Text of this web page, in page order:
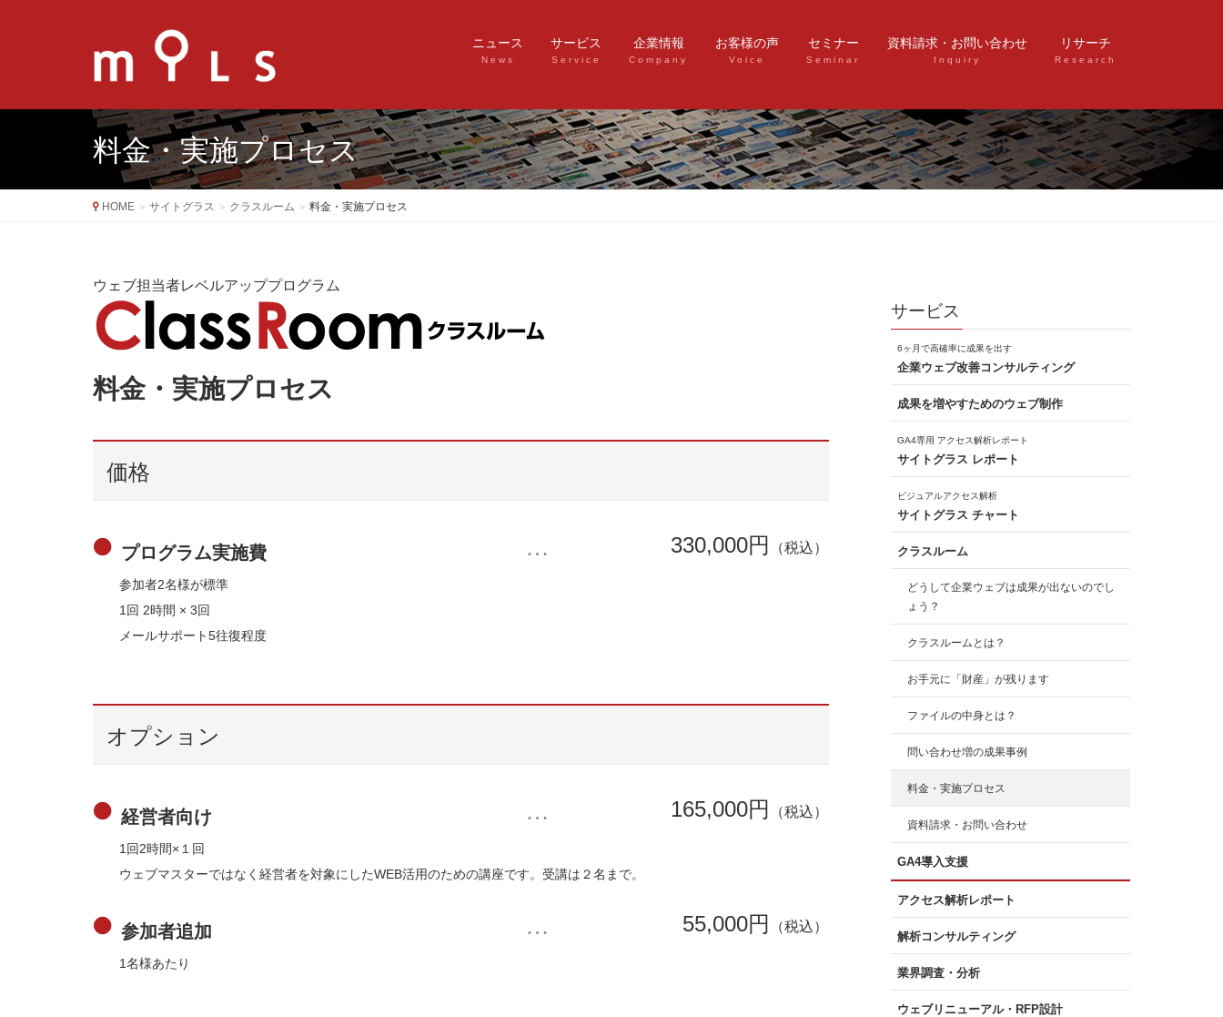
ニュース
News
サービス
Service
企業情報
Company
お客様の声
Voice
セミナー
Seminar
資料請求・お問い合わせ
Inquiry
リサーチ
Research
料金・実施プロセス
HOME サイトグラス クラスルーム 料金・実施プロセス
ウェブ担当者レベルアッププログラム
料金・実施プロセス
価格
プログラム実施費 330,000円 （税込）
参加者2名様が標準
1回 2時間 × 3回
メールサポート5往復程度
オプション
経営者向け 165,000円 （税込）
1回2時間×１回
ウェブマスターではなく経営者を対象にしたWEB活用のための講座です。受講は２名まで。
参加者追加 55,000円 （税込）
1名様あたり
サービス
6ヶ月で高確率に成果を出す
企業ウェブ改善コンサルティング
成果を増やすためのウェブ制作
GA4専用 アクセス解析レポート
サイトグラス レポート
ビジュアルアクセス解析
サイトグラス チャート
クラスルーム
どうして企業ウェブは成果が出ないのでし
ょう？
クラスルームとは？
お手元に「財産」が残ります
ファイルの中身とは？
問い合わせ増の成果事例
料金・実施プロセス
資料請求・お問い合わせ
GA4導入支援
アクセス解析レポート
解析コンサルティング
業界調査・分析
ウェブリニューアル・RFP設計